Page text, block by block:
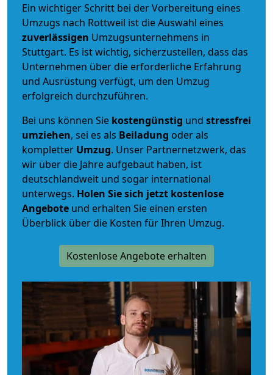
Ein wichtiger Schritt bei der Vorbereitung eines
Umzugs nach Rottweil ist die Auswahl eines
zuverlässigen Umzugsunternehmens in
Stuttgart. Es ist wichtig, sicherzustellen, dass das
Unternehmen über die erforderliche Erfahrung
und Ausrüstung verfügt, um den Umzug
erfolgreich durchzuführen.
Bei uns können Sie kostengünstig und stressfrei
umziehen, sei es als Beiladung oder als
kompletter Umzug. Unser Partnernetzwerk, das
wir über die Jahre aufgebaut haben, ist
deutschlandweit und sogar international
unterwegs. Holen Sie sich jetzt kostenlose
Angebote und erhalten Sie einen ersten
Überblick über die Kosten für Ihren Umzug.
Kostenlose Angebote erhalten